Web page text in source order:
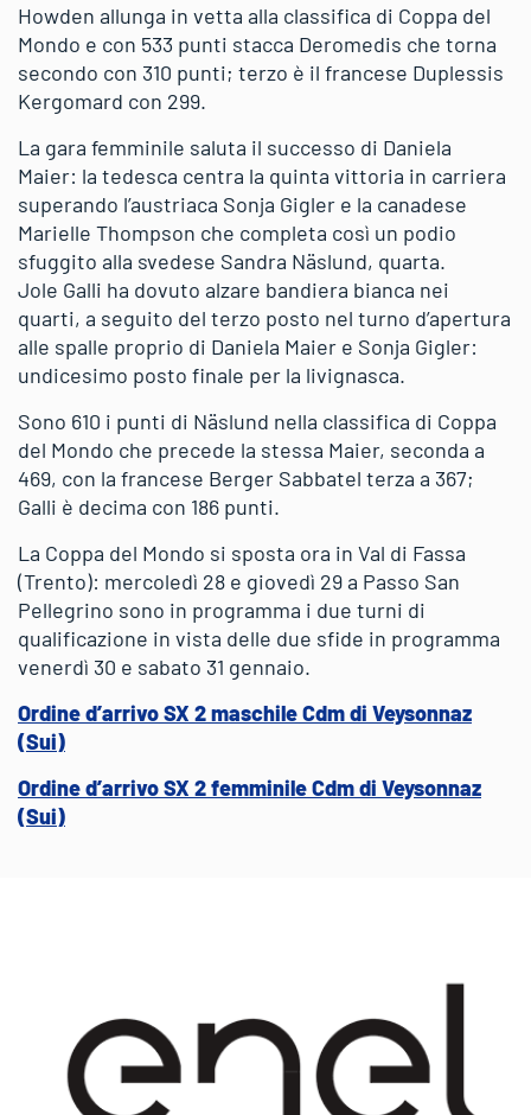
Howden allunga in vetta alla classifica di Coppa del
Mondo e con 533 punti stacca Deromedis che torna
secondo con 310 punti; terzo è il francese Duplessis
Kergomard con 299.
La gara femminile saluta il successo di Daniela
Maier: la tedesca centra la quinta vittoria in carriera
superando l’austriaca Sonja Gigler e la canadese
Marielle Thompson che completa così un podio
sfuggito alla svedese Sandra Näslund, quarta.
Jole Galli ha dovuto alzare bandiera bianca nei
quarti, a seguito del terzo posto nel turno d’apertura
alle spalle proprio di Daniela Maier e Sonja Gigler:
undicesimo posto finale per la livignasca.
Sono 610 i punti di Näslund nella classifica di Coppa
del Mondo che precede la stessa Maier, seconda a
469, con la francese Berger Sabbatel terza a 367;
Galli è decima con 186 punti.
La Coppa del Mondo si sposta ora in Val di Fassa
(Trento): mercoledì 28 e giovedì 29 a Passo San
Pellegrino sono in programma i due turni di
qualificazione in vista delle due sfide in programma
venerdì 30 e sabato 31 gennaio.
Ordine d’arrivo SX 2 maschile Cdm di Veysonnaz
(Sui)
Ordine d’arrivo SX 2 femminile Cdm di Veysonnaz
(Sui)